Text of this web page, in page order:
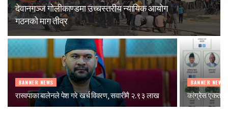
देवानगञ्ज गोलीकाण्डमा उच्चस्तरीय न्यायिक आयोग
गठनको माग तीव्र
BANNER NEWS
रास्वपाका बालेनले पेश गरे खर्च विवरण, सवारीमै २.९३ लाख
BANNER NEWS
कांग्रेस